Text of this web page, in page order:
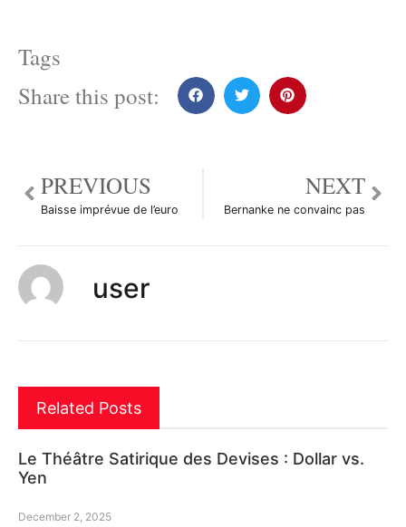
Tags
Share this post:
PREVIOUS
Baisse imprévue de l’euro
NEXT
Bernanke ne convainc pas
user
Related Posts
Le Théâtre Satirique des Devises : Dollar vs.
Yen
December 2, 2025